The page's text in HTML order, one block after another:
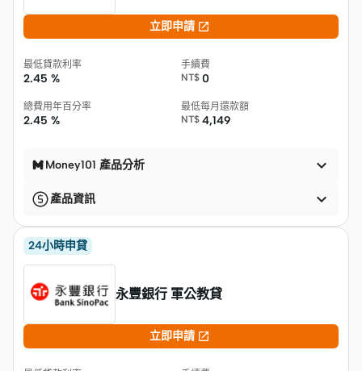
立即申請 
最低貸款利率
2.45 %
手續費
NT$ 0
總費用年百分率
2.45 %
最低每月還款額
NT$ 4,149
Money101 產品分析 
產品資訊 
24小時申貸
永豐銀行 軍公教貸
立即申請 